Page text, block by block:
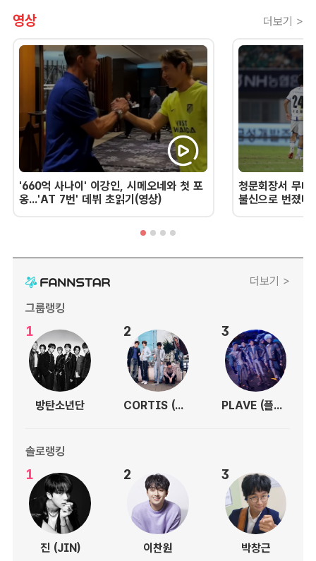
영상 더보기 >
'660억 사나이' 이강인, 시메오네와 첫 포
옹...'AT 7번' 데뷔 초읽기(영상)
청문회장서 무너
불신으로 번졌
더보기 >
그룹랭킹
1
방탄소년단
2
CORTIS (코르티스)
3
PLAVE (플레이브)
솔로랭킹
1
진 (JIN)
2
이찬원
3
박창근